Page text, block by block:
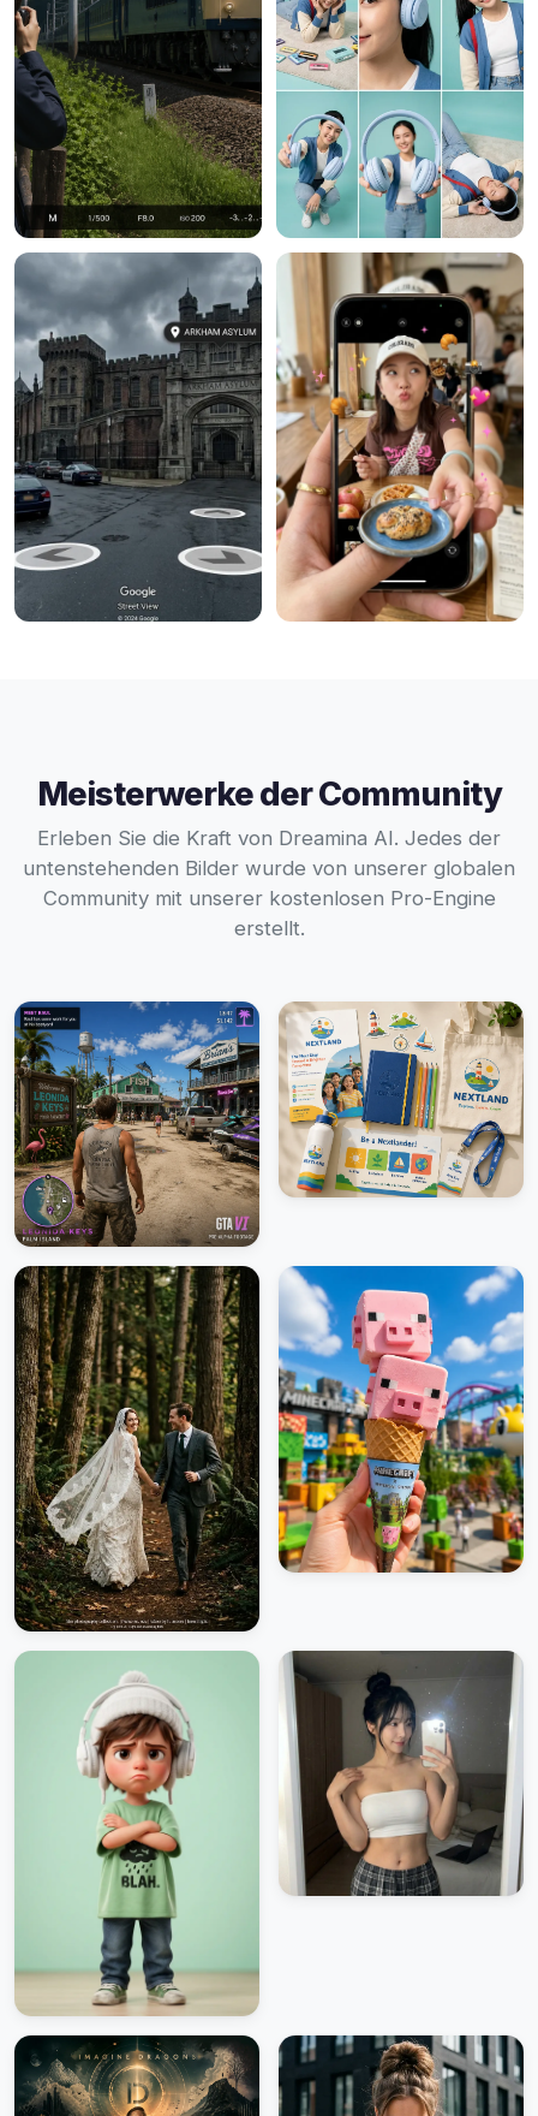
Meisterwerke der Community
Erleben Sie die Kraft von Dreamina AI. Jedes der
untenstehenden Bilder wurde von unserer globalen
Community mit unserer kostenlosen Pro-Engine
erstellt.